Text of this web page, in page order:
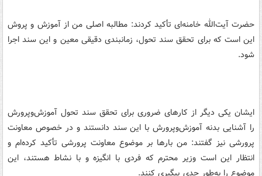
حضرت آیت‌الله خامنه‌ای تأکید کردند: مطالبه اصلی من از آموزش و پروش
این است که برای تحقق سند تحول، زمانبندی دقیقی معین و این سند اجرا
شود.
ایشان یکی دیگر از کارهای ضروری برای تحقق سند تحول آموزش‌وپرورش
را آشنایی بدنه آموزش‌وپرورش با این سند دانستند و در خصوص معاونت
پرورشی نیز گفتند: من بارها بر موضوع معاونت پرورشی تأکید کرده‌ام و
انتظار این است وزیر محترم که فردی با انگیزه و با نشاط هستند، این
موضوع را به‌طور جدی پیگیری کنند.